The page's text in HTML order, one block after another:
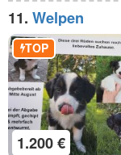
11. Welpen
1.200 €
TOP